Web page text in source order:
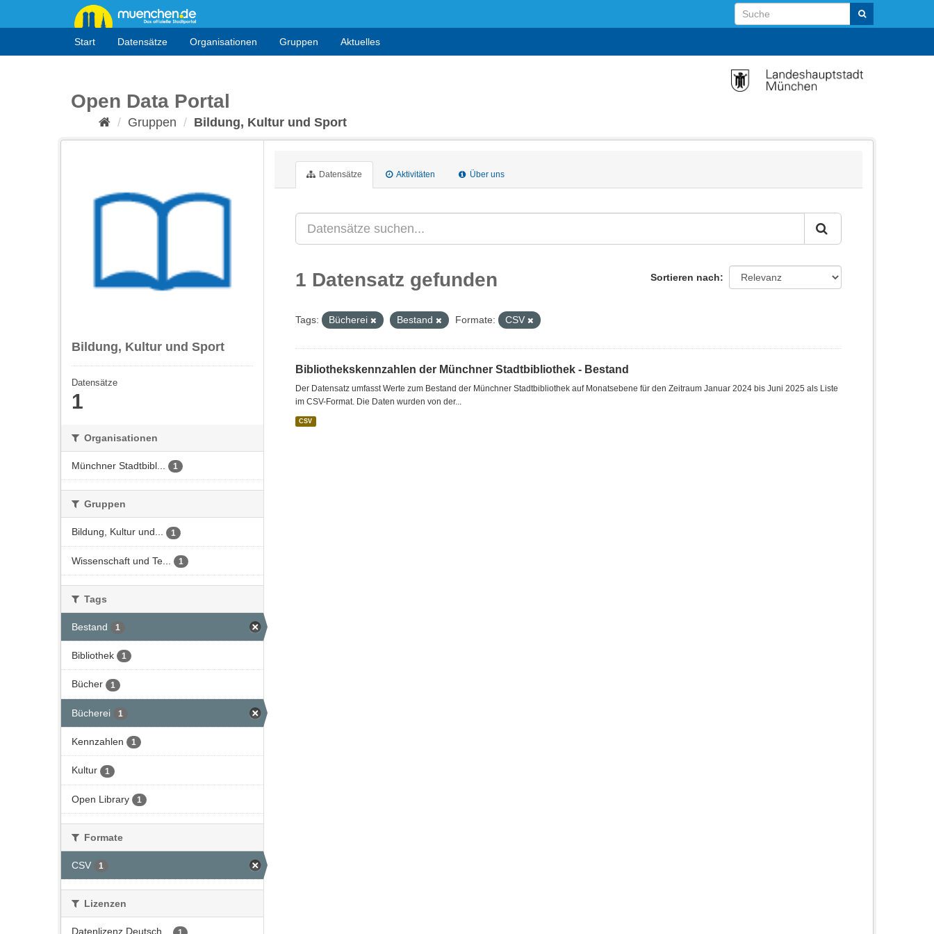
Start Datensätze Organisationen Gruppen Aktuelles
Open Data Portal
Gruppen Bildung, Kultur und Sport
Bildung, Kultur und Sport
Datensätze
1
Organisationen
Münchner Stadtbibl... 1
Gruppen
Bildung, Kultur und... 1
Wissenschaft und Te... 1
Tags
Bestand 1
Bibliothek 1
Bücher 1
Bücherei 1
Kennzahlen 1
Kultur 1
Open Library 1
Formate
CSV 1
Lizenzen
Datenlizenz Deutsch...
Datensätze Aktivitäten Über uns
Sortieren nach
1 Datensatz gefunden
Tags: Bücherei Bestand Formate: CSV
Bibliothekskennzahlen der Münchner Stadtbibliothek - Bestand
Der Datensatz umfasst Werte zum Bestand der Münchner Stadtbibliothek auf Monatsebene für den Zeitraum Januar 2024 bis Juni 2025 als Liste
im CSV-Format. Die Daten wurden von der...
CSV